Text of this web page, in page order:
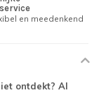
en meedenkend
ontdekt? Al